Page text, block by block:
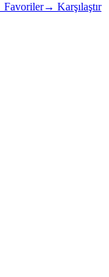
Favoriler→ Karşılaştır